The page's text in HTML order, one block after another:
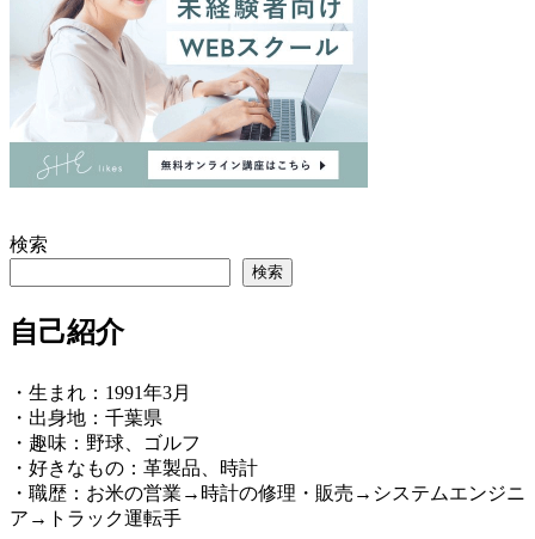
検索
検索
自己紹介
・生まれ：1991年3月
・出身地：千葉県
・趣味：野球、ゴルフ
・好きなもの：革製品、時計
・職歴：お米の営業→時計の修理・販売→システムエンジニ
ア→トラック運転手